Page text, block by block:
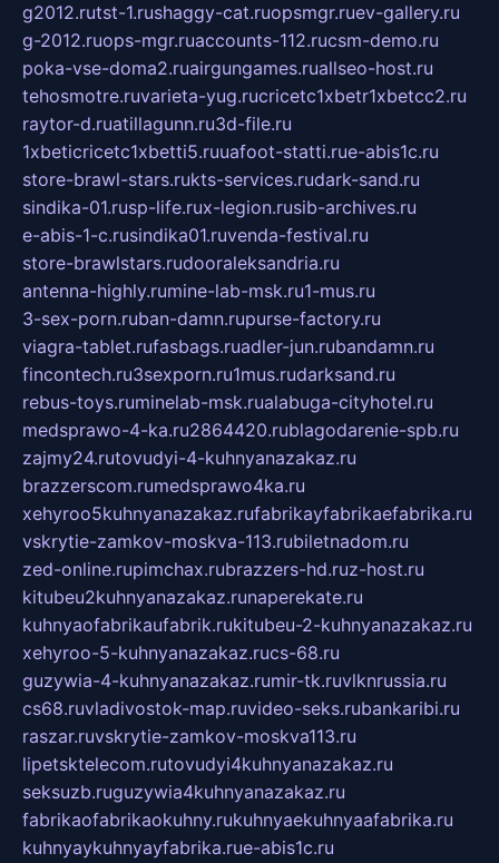
g2012.rutst-1.rushaggy-cat.ruopsmgr.ruev-gallery.ru
g-2012.ruops-mgr.ruaccounts-112.rucsm-demo.ru
poka-vse-doma2.ruairgungames.ruallseo-host.ru
tehosmotre.ruvarieta-yug.rucricetc1xbetr1xbetcc2.ru
raytor-d.ruatillagunn.ru3d-file.ru
1xbeticricetc1xbetti5.ruuafoot-statti.rue-abis1c.ru
store-brawl-stars.rukts-services.rudark-sand.ru
sindika-01.rusp-life.rux-legion.rusib-archives.ru
e-abis-1-c.rusindika01.ruvenda-festival.ru
store-brawlstars.rudooraleksandria.ru
antenna-highly.rumine-lab-msk.ru1-mus.ru
3-sex-porn.ruban-damn.rupurse-factory.ru
viagra-tablet.rufasbags.ruadler-jun.rubandamn.ru
fincontech.ru3sexporn.ru1mus.rudarksand.ru
rebus-toys.ruminelab-msk.rualabuga-cityhotel.ru
medsprawo-4-ka.ru2864420.rublagodarenie-spb.ru
zajmy24.rutovudyi-4-kuhnyanazakaz.ru
brazzerscom.rumedsprawo4ka.ru
xehyroo5kuhnyanazakaz.rufabrikayfabrikaefabrika.ru
vskrytie-zamkov-moskva-113.rubiletnadom.ru
zed-online.rupimchax.rubrazzers-hd.ruz-host.ru
kitubeu2kuhnyanazakaz.runaperekate.ru
kuhnyaofabrikaufabrik.rukitubeu-2-kuhnyanazakaz.ru
xehyroo-5-kuhnyanazakaz.rucs-68.ru
guzywia-4-kuhnyanazakaz.rumir-tk.ruvlknrussia.ru
cs68.ruvladivostok-map.ruvideo-seks.rubankaribi.ru
raszar.ruvskrytie-zamkov-moskva113.ru
lipetsktelecom.rutovudyi4kuhnyanazakaz.ru
seksuzb.ruguzywia4kuhnyanazakaz.ru
fabrikaofabrikaokuhny.rukuhnyaekuhnyaafabrika.ru
kuhnyaykuhnyayfabrika.rue-abis1c.ru